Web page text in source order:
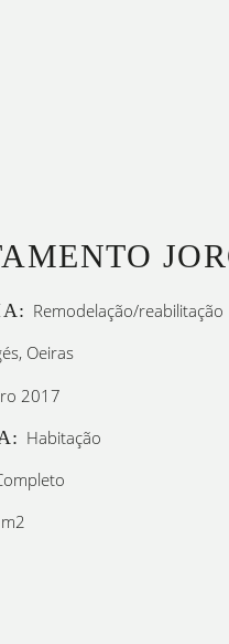
Remodelação/reabilitação
Oeiras
2017
Habitação